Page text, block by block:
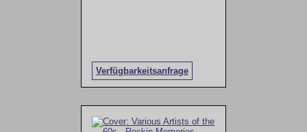
Verfügbarkeitsanfrage